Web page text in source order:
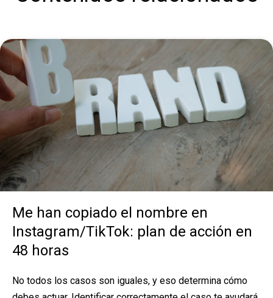
Me han copiado el nombre en
Instagram/TikTok: plan de acción en
48 horas
No todos los casos son iguales, y eso determina cómo